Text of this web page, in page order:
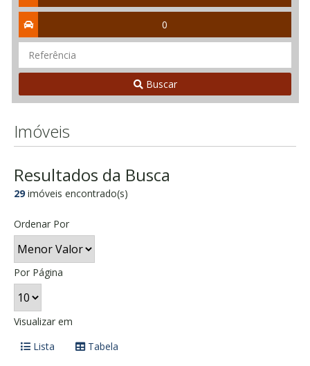
Vagas
Referência
Buscar
Imóveis
Resultados da Busca
29 imóveis encontrado(s)
Ordenar Por
Por Página
Visualizar em
Lista
Tabela